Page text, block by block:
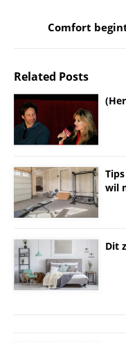
Comfort
Related Posts
wil
Dit